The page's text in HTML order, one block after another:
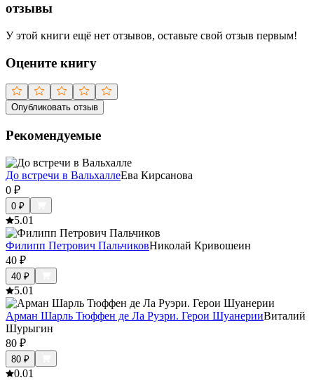
отзывы
У этой книги ещё нет отзывов, оставьте свой отзыв первым!
Оцените книгу
Опубликовать отзыв
Рекомендуемые
До встречи в ВальхаллеЕва Кирсанова
0 ₽
0 ₽
5.01
Филипп Петрович ПальчиковНиколай Кривошеин
40 ₽
40 ₽
5.01
Арман Шарль Тюффен де Ла Руэри. Герои ШуанерииВиталий
Шурыгин
80 ₽
80 ₽
0.01